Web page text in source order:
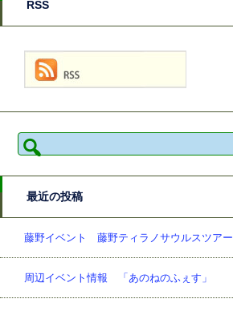
RSS
検
索:
最近の投稿
藤野イベント 藤野ティラノサウルスツアー
周辺イベント情報 「あのねのふぇす」